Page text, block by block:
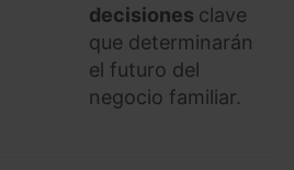
decisiones clave
que determinarán
el futuro del
negocio familiar.